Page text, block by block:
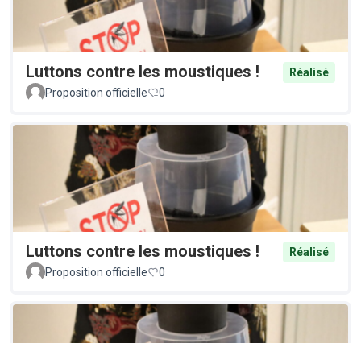
Luttons contre les moustiques !
Réalisé
Proposition officielle
0
Luttons contre les moustiques !
Réalisé
Proposition officielle
0